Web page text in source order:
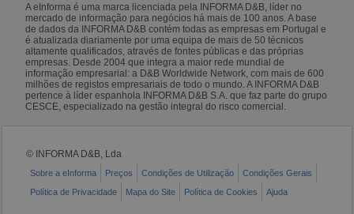
A eInforma é uma marca licenciada pela INFORMA D&B, líder no
mercado de informação para negócios há mais de 100 anos. A base
de dados da INFORMA D&B contém todas as empresas em Portugal e
é atualizada diariamente por uma equipa de mais de 50 técnicos
altamente qualificados, através de fontes públicas e das próprias
empresas. Desde 2004 que integra a maior rede mundial de
informação empresarial: a D&B Worldwide Network, com mais de 600
milhões de registos empresariais de todo o mundo. A INFORMA D&B
pertence à líder espanhola INFORMA D&B S.A. que faz parte do grupo
CESCE, especializado na gestão integral do risco comercial.
© INFORMA D&B, Lda
Sobre a eInforma Preços Condições de Utilização
Condições Gerais
Política de Privacidade
Mapa do Site Política de Cookies Ajuda